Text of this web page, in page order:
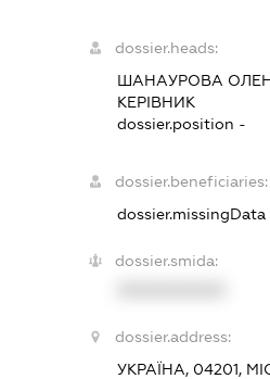
dossier.heads:
ШАНАУРОВА
КЕРІВНИК
dossier.position -
dossier.beneficiaries:
dossier.missingData
dossier.smida:
dossier.address:
УКРАЇНА, 04201,